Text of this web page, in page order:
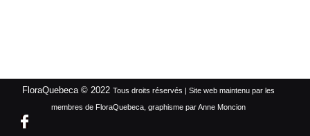
FloraQuebeca © 2022 Tous droits réservés | Site web maintenu par les
membres de FloraQuebeca, graphisme par Anne Moncion